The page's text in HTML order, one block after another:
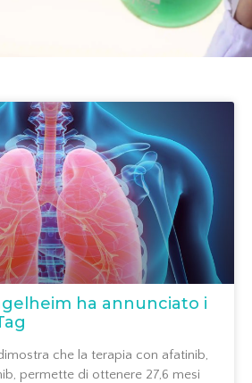
ha annunciato i
che la terapia con afatinib,
permette di ottenere 27,6 mesi